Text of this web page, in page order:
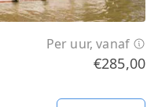
Per uur, vanaf
€285,00